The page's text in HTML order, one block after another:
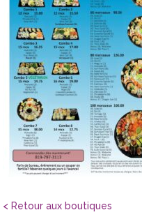
< Retour aux boutiques